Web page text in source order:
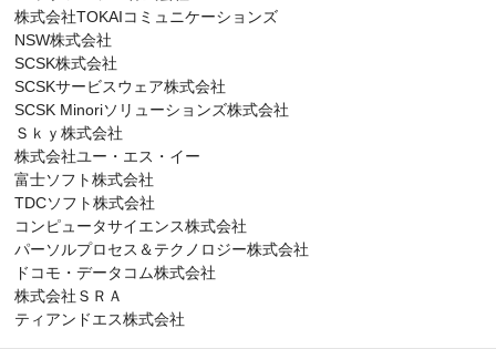
株式会社TOKAIコミュニケーションズ
NSW株式会社
SCSK株式会社
SCSKサービスウェア株式会社
SCSK Minoriソリューションズ株式会社
Ｓｋｙ株式会社
株式会社ユー・エス・イー
富士ソフト株式会社
TDCソフト株式会社
コンピュータサイエンス株式会社
パーソルプロセス＆テクノロジー株式会社
ドコモ・データコム株式会社
株式会社ＳＲＡ
ティアンドエス株式会社